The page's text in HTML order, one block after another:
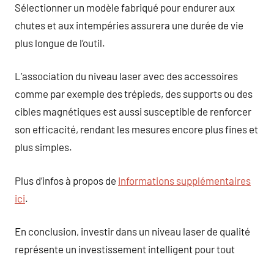
Sélectionner un modèle fabriqué pour endurer aux
chutes et aux intempéries assurera une durée de vie
plus longue de l’outil.
L’association du niveau laser avec des accessoires
comme par exemple des trépieds, des supports ou des
cibles magnétiques est aussi susceptible de renforcer
son efficacité, rendant les mesures encore plus fines et
plus simples.
Plus d’infos à propos de Informations supplémentaires
ici.
En conclusion, investir dans un niveau laser de qualité
représente un investissement intelligent pour tout